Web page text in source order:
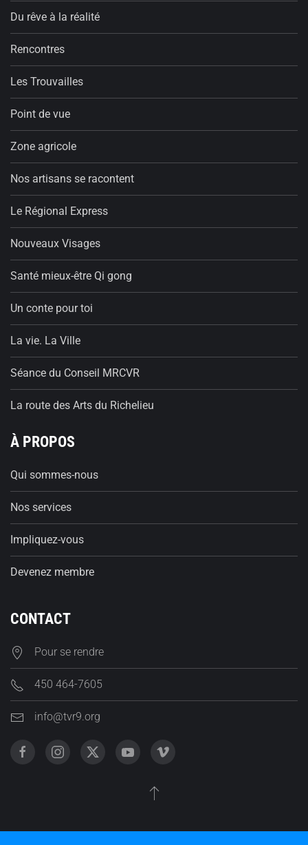
Du rêve à la réalité
Rencontres
Les Trouvailles
Point de vue
Zone agricole
Nos artisans se racontent
Le Régional Express
Nouveaux Visages
Santé mieux-être Qi gong
Un conte pour toi
La vie. La Ville
Séance du Conseil MRCVR
La route des Arts du Richelieu
À PROPOS
Qui sommes-nous
Nos services
Impliquez-vous
Devenez membre
CONTACT
Pour se rendre
450 464-7605
info@tvr9.org